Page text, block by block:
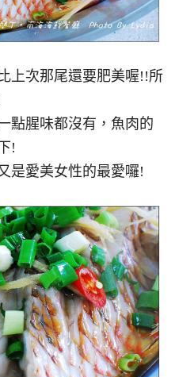
上次那尾還要肥美喔!!所
點腥味都沒有，魚肉的
!
是愛美女性的最愛囉!